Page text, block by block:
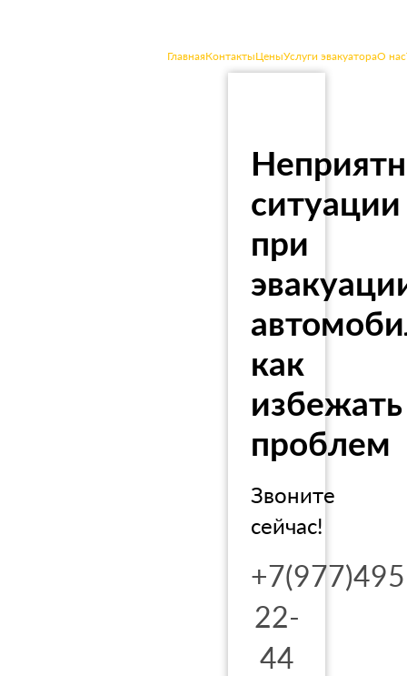
ГлавнаяКонтактыЦеныУслуги эвакуатораО нас
ситуации
при
как
избежать
проблем
Звоните
сейчас!
22-
44